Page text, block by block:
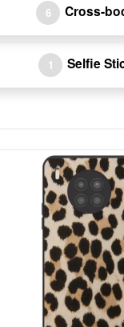
6 Cross-
1 Selfie